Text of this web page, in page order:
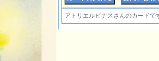
アトリエルピナスさんのカードで